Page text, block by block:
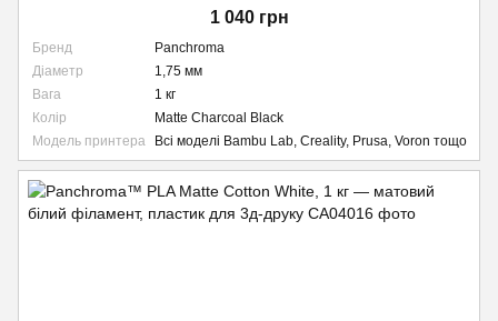
1 040 грн
Бренд
Panchroma
Діаметр
1,75 мм
Вага
1 кг
Колір
Matte Charcoal Black
Модель принтера
Всі моделі Bambu Lab, Creality, Prusa, Voron тощо